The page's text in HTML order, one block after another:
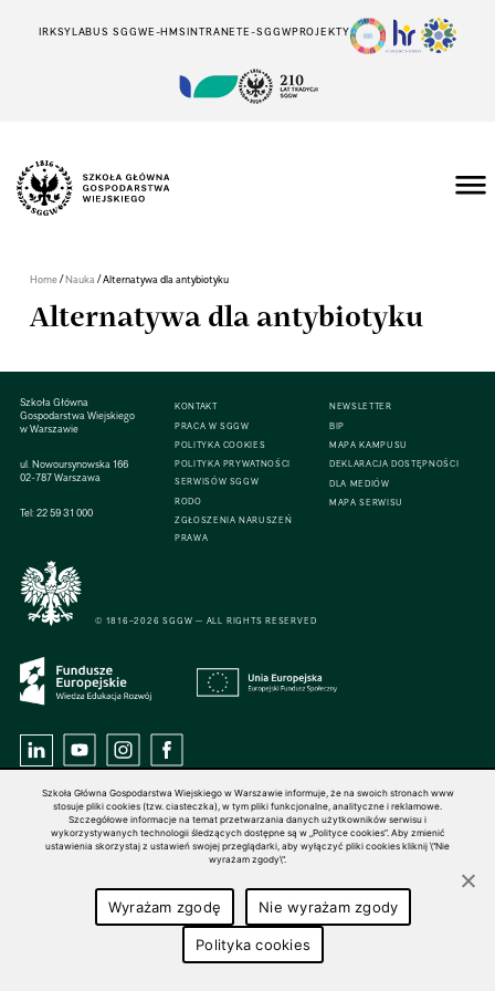
IRKSYLABUS SGGWE-HMSINTRANETE-SGGWPROJEKTY
Home/Nauka/Alternatywa dla antybiotyku
Alternatywa dla antybiotyku
Szkoła Główna
Gospodarstwa Wiejskiego
w Warszawie
ul. Nowoursynowska 166
02-787 Warszawa
Tel:22 59 31 000
KONTAKT
PRACA W SGGW
POLITYKA COOKIES
POLITYKA PRYWATNOŚCI
SERWISÓW SGGW
RODO
ZGŁOSZENIA NARUSZEŃ
PRAWA
NEWSLETTER
BIP
MAPA KAMPUSU
DEKLARACJA DOSTĘPNOŚCI
DLA MEDIÓW
MAPA SERWISU
© 1816–2026 SGGW — ALL RIGHTS RESERVED
Szkoła Główna Gospodarstwa Wiejskiego w Warszawie informuje, że na swoich stronach www
stosuje pliki cookies (tzw. ciasteczka), w tym pliki funkcjonalne, analityczne i reklamowe.
Szczegółowe informacje na temat przetwarzania danych użytkowników serwisu i
wykorzystywanych technologii śledzących dostępne są w „Polityce cookies”. Aby zmienić
ustawienia skorzystaj z ustawień swojej przeglądarki, aby wyłączyć pliki cookies kliknij \"Nie
wyrażam zgody\".
Wyrażam zgodę Nie wyrażam zgody
Polityka cookies